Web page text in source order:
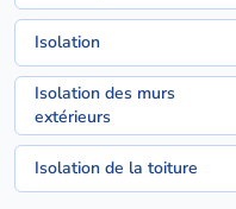
Isolation
Isolation des murs
extérieurs
Isolation de la toiture